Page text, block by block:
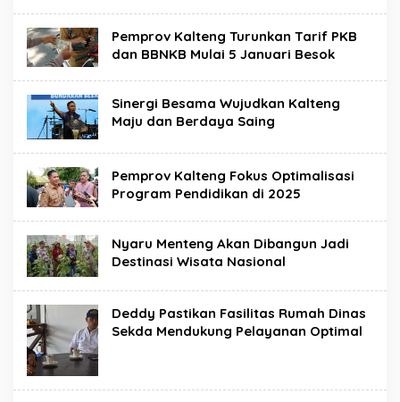
Pemprov Kalteng Turunkan Tarif PKB
dan BBNKB Mulai 5 Januari Besok
Sinergi Besama Wujudkan Kalteng
Maju dan Berdaya Saing
Pemprov Kalteng Fokus Optimalisasi
Program Pendidikan di 2025
Nyaru Menteng Akan Dibangun Jadi
Destinasi Wisata Nasional
Deddy Pastikan Fasilitas Rumah Dinas
Sekda Mendukung Pelayanan Optimal